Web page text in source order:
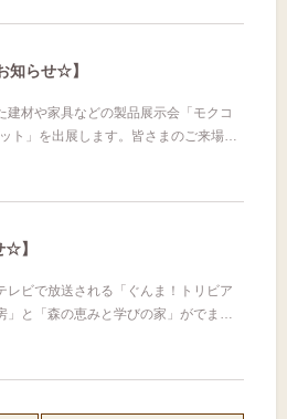
知らせ☆】
建材や家具などの製品展示会「モクコ
ト」を出展します。皆さまのご来場…
☆】
ビで放送される「ぐんま！トリビア
」と「森の恵みと学びの家」がでま…